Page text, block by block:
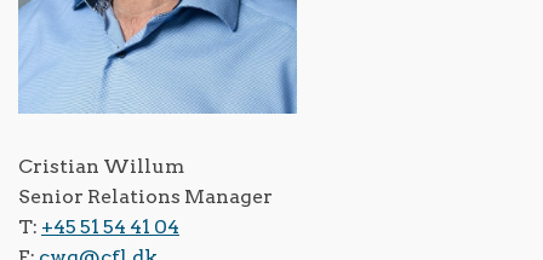
Cristian Willum
Senior Relations Manager
T: +45 51 54 41 04